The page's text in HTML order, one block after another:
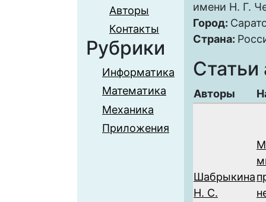
Авторы
Контакты
Рубрики
Информатика
Математика
Механика
Приложения
имени Н. Г.
Город:
Страна:
Статьи
Авторы
Шабрыкина
Н. С.